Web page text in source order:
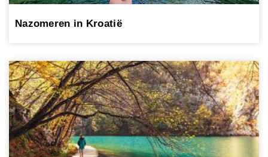
Nazomeren in Kroatië